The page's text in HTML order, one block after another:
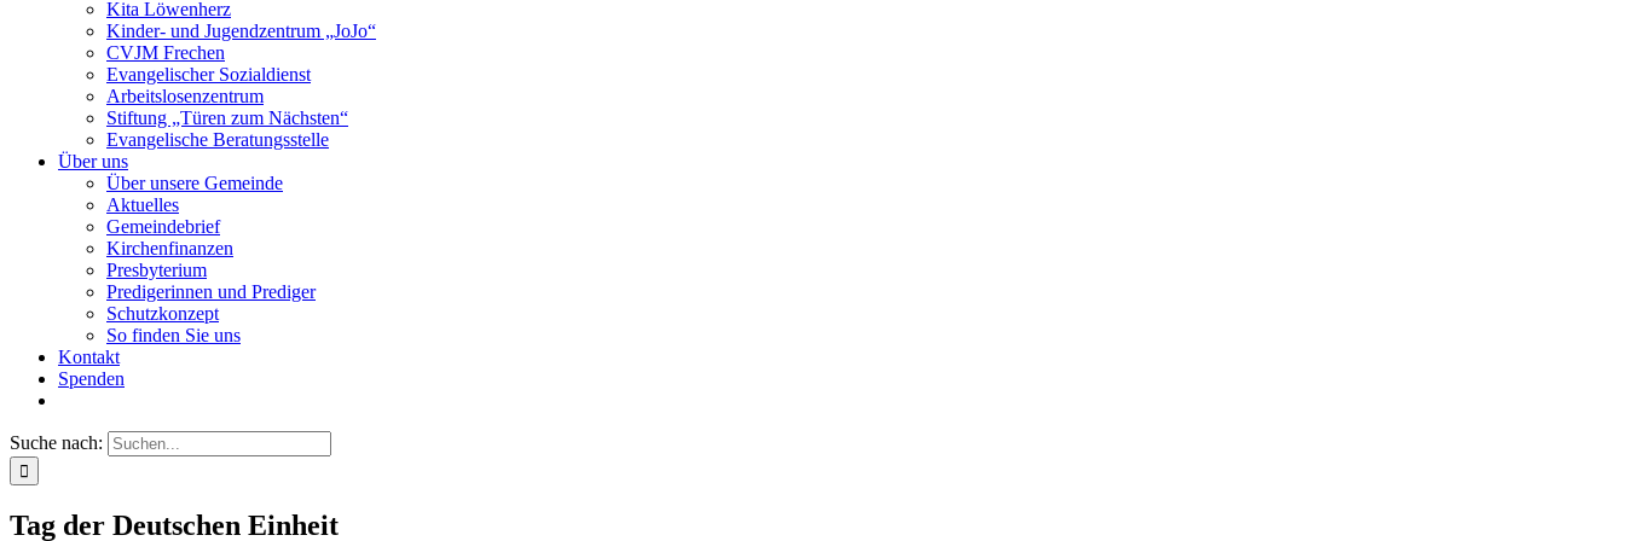
Kita Löwenherz
Kinder- und Jugendzentrum „JoJo“
CVJM Frechen
Evangelischer Sozialdienst
Arbeitslosenzentrum
Stiftung „Türen zum Nächsten“
Evangelische Beratungsstelle
Über uns
Über unsere Gemeinde
Aktuelles
Gemeindebrief
Kirchenfinanzen
Presbyterium
Predigerinnen und Prediger
Schutzkonzept
So finden Sie uns
Kontakt
Spenden
Suche nach:
Tag der Deutschen Einheit